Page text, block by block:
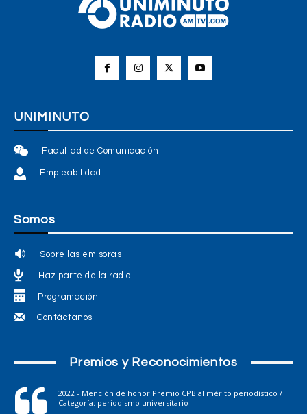
UNIMINUTO
Facultad de Comunicación
Empleabilidad
Somos
Sobre las emisoras
Haz parte de la radio
Programación
Contáctanos
Premios y Reconocimientos
2022 - Mención de honor Premio CPB al mérito periodístico /
Categoría: periodismo universitario